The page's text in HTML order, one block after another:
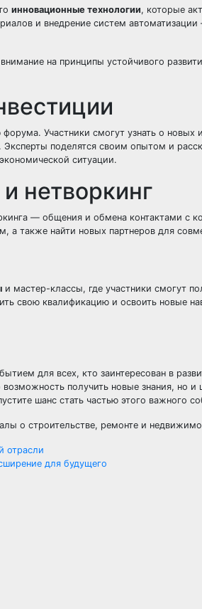
инновационные технологии, которые
и внедрение систем
на принципы устойчивого
Участники смогут узнать о новых
поделятся своим опытом и
ситуации.
нетворкинг
— общения и обмена контактами с
а также найти новых партнеров для
и мастер-классы, где участники смогут
свою квалификацию и освоить новые
для всех, кто заинтересован в
получить новые знания, но и
шанс стать частью этого важного
о строительстве, ремонте и
отрасли
для будущего